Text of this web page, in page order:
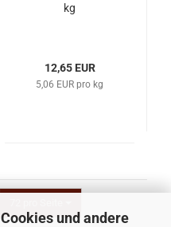
und andere
kg
12,65 EUR
5,06 EUR pro kg